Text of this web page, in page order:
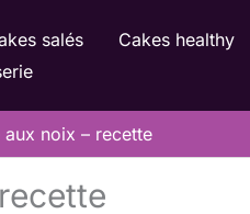
salés Cakes healthy
aux noix – recette